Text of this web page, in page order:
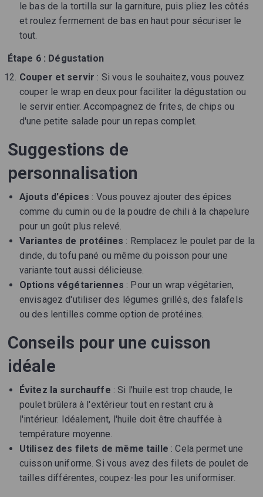
le bas de la tortilla sur la garniture, puis pliez les côtés
et roulez fermement de bas en haut pour sécuriser le
tout.
Étape 6 : Dégustation
Couper et servir : Si vous le souhaitez, vous pouvez
couper le wrap en deux pour faciliter la dégustation ou
le servir entier. Accompagnez de frites, de chips ou
d'une petite salade pour un repas complet.
Suggestions de
personnalisation
Ajouts d'épices : Vous pouvez ajouter des épices
comme du cumin ou de la poudre de chili à la chapelure
pour un goût plus relevé.
Variantes de protéines : Remplacez le poulet par de la
dinde, du tofu pané ou même du poisson pour une
variante tout aussi délicieuse.
Options végétariennes : Pour un wrap végétarien,
envisagez d'utiliser des légumes grillés, des falafels
ou des lentilles comme option de protéines.
Conseils pour une cuisson
idéale
Évitez la surchauffe : Si l'huile est trop chaude, le
poulet brûlera à l'extérieur tout en restant cru à
l'intérieur. Idéalement, l'huile doit être chauffée à
température moyenne.
Utilisez des filets de même taille : Cela permet une
cuisson uniforme. Si vous avez des filets de poulet de
tailles différentes, coupez-les pour les uniformiser.